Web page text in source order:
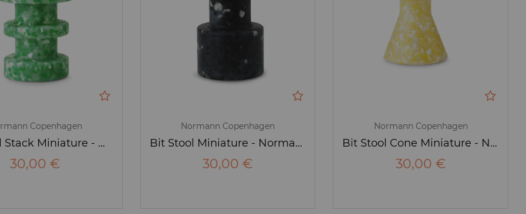
Copenhagen
Bit Stool Stack Miniature - Normann Copenhagen
30,00 €
Normann Copenhagen
Bit Stool Miniature - Normann Copenhagen
30,00 €
Normann Copenhagen
Bit Stool Cone Miniature - Normann Copenhagen
30,00 €